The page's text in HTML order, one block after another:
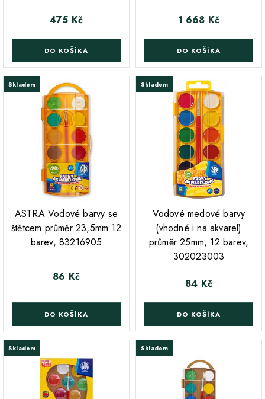
Cena
475 Kč
DO KOŠÍKA
Cena
1 668 Kč
DO KOŠÍKA
Skladem
ASTRA Vodové barvy se
štětcem průměr 23,5mm 12
barev, 83216905
Cena
86 Kč
DO KOŠÍKA
Skladem
Vodové medové barvy
(vhodné i na akvarel)
průměr 25mm, 12 barev,
302023003
Cena
84 Kč
DO KOŠÍKA
Skladem Skladem